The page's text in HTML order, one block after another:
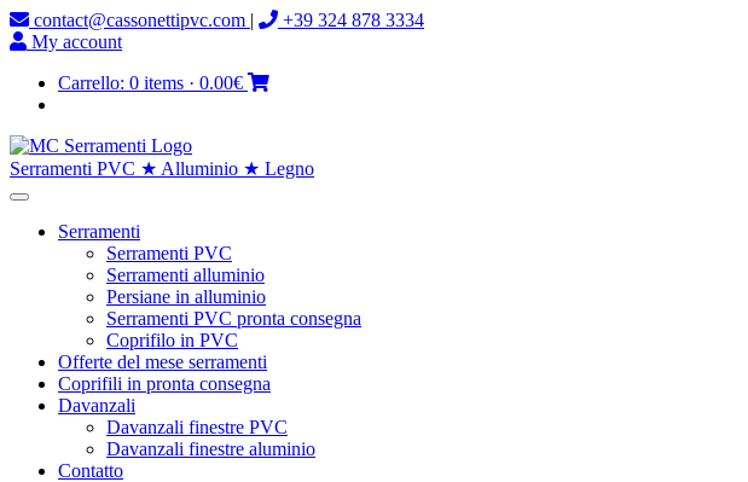
contact@cassonettipvc.com |
+39 324 878 3334
My account
Carrello: 0 items · 0.00€
Serramenti PVC ★ Alluminio ★ Legno
Serramenti
Serramenti PVC
Serramenti alluminio
Persiane in alluminio
Serramenti PVC pronta consegna
Coprifilo in PVC
Offerte del mese serramenti
Coprifili in pronta consegna
Davanzali
Davanzali finestre PVC
Davanzali finestre aluminio
Contatto